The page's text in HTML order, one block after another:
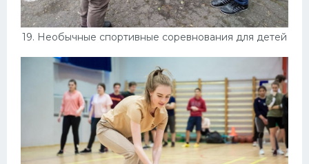
19. Необычные спортивные соревнования для детей